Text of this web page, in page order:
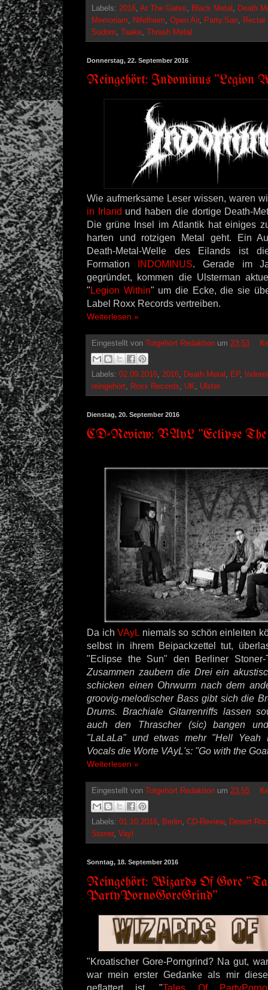
Labels: 2016 At The Gates Black Metal
Death
Memoriam
Nifelheim Open Air, Party.San Rectal
Sodom Taake Thrash Metal
Donnerstag, 22. September 2016
Reingehört: Indominus "Legion
Wie aufmerksame Leser wissen, waren
in Irland und haben die dortige Death-
Die grüne Insel im Atlantik hat einiges
harten und rotzigen Metal geht. Ein
Death-Metal-Welle des Eilands ist
Formation
INDOMINUS. Gerade im
gegründet, kommen die Ulsterman
" Legion Within" um die Ecke, die sie
Label Roxx Records vertreiben.
Weiterlesen »
Eingestellt von Totgehört Redaktion um 23:53
Labels: 02.09.2016, 2016, Death Metal , EP,
reingehört, Roxx Records, UK, Ulster
Dienstag, 20. September 2016
CD-Review: VAyL "Eclipse
Da ichVAyL niemals so schön einleiten
selbst in ihrem Beipackzettel tut,
"Eclipse the Sun" den Berliner
Zusammen zaubern die Drei ein
schicken einen Ohrwurm nach dem
groovig-melodischer Bass gibt sich die
Drums. Brachiale Gitarrenriffs lassen
auch den Thrascher (sic) bangen
"LaLaLa" und etwas mehr "Hell Yeah
Vocals die Worte VAyL's: "Go with the
Weiterlesen »
Eingestellt von Totgehört Redaktion um 23:55
Labels: 01.10.2016, Berlin, CD-Review, Desert
Stoner, Vayl
Sonntag, 18. September 2016
Reingehört: Wizards Of Gore
PartyPornoGoreGrind"
"Kroatischer Gore-Porngrind? Na gut,
war mein erster Gedanke als mir